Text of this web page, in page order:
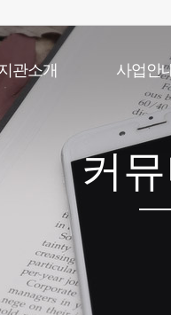
관소개
말
개
개요
오시는길
사업안
노년사회
상담사업
건강생활
급식지원
저소득
노인일자
커